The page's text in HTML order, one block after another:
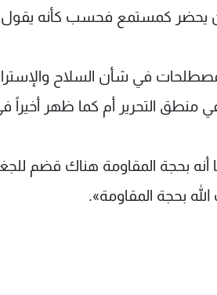
كمستمع فحسب كأنه يقول
في شأن السلاح
منطق التحرير أم كما ظهر أخيراً
أنه بحجة المقاومة هناك قضم
بحجة المقاومة».